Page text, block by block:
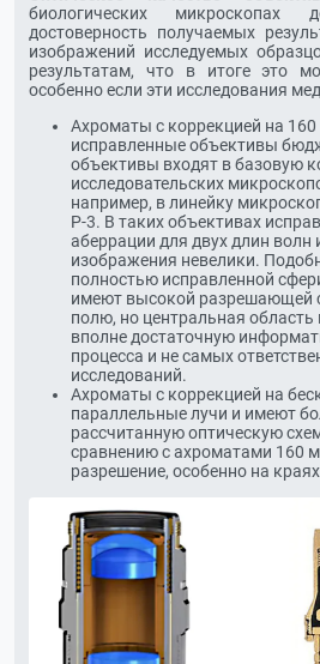
биологических микроскопах
достоверность получаемых
изображений исследуемых
результатам, что в итоге это
особенно если эти исследования
Ахроматы с коррекцией на
исправленные объективы
объективы входят в базовую
исследовательских
например, в линейку
Р-3. В таких объективах
аберрации для двух длин волн
изображения невелики.
полностью исправленной
имеют высокой разрешающей
полю, но центральная область
вполне достаточную
процесса и не самых
исследований.
Ахроматы с коррекцией на
параллельные лучи и имеют
рассчитанную оптическую
сравнению с ахроматами 160
разрешение, особенно на